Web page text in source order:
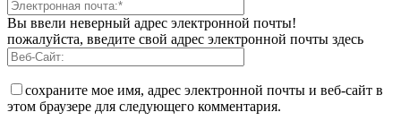
Вы ввели неверный адрес электронной почты!
пожалуйста, введите свой адрес электронной почты здесь
сохраните мое имя, адрес электронной почты и веб-сайт в
этом браузере для следующего комментария.